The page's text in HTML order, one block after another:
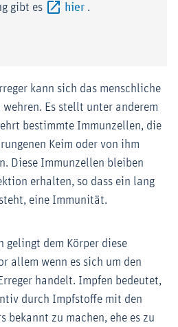
gibt es
hier Externer-Link
.
kann sich das menschliche
Es stellt unter anderem
bestimmte Immunzellen, die
Keim oder von ihm
Diese Immunzellen bleiben
erhalten, so dass ein lang
eine Immunität.
gelingt dem Körper diese
allem wenn es sich um den
handelt. Impfen bedeutet,
durch Impfstoffe mit den
bekannt zu machen, ehe es zu